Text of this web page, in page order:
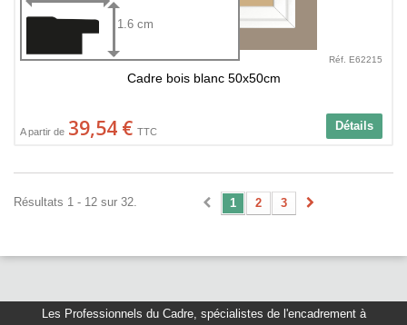
1.6 cm
Réf. E62215
Cadre bois blanc 50x50cm
Détails
A partir de 39,54 € TTC
1 2 3
Résultats 1 - 12 sur 32.
Les Professionnels du Cadre, spécialistes de l'encadrement à